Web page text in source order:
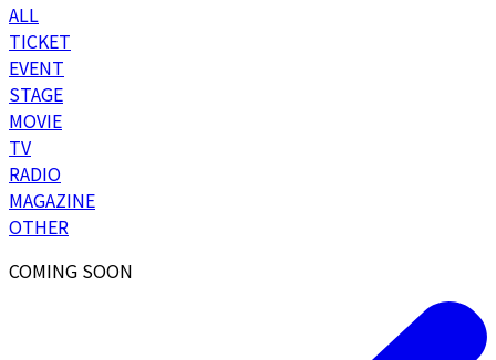
ALL
TICKET
EVENT
STAGE
MOVIE
TV
RADIO
MAGAZINE
OTHER
COMING SOON